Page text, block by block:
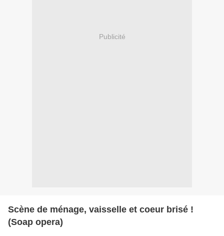
Publicité
Scène de ménage, vaisselle et coeur brisé !
(Soap opera)